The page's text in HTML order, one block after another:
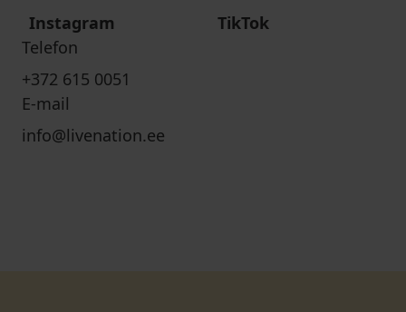
Instagram
TikTok
Telefon
+372 615 0051
E-mail
info@livenation.ee